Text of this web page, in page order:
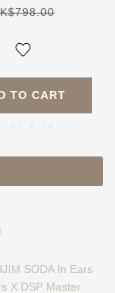
TO CART